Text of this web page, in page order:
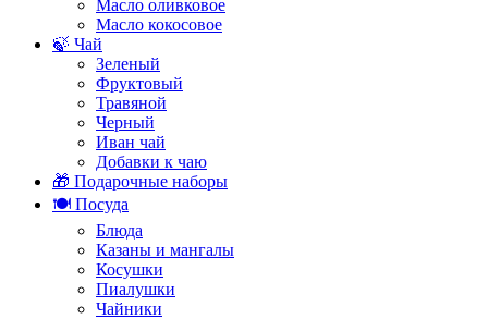
Масло оливковое
Масло кокосовое
🍃 Чай
Зеленый
Фруктовый
Травяной
Черный
Иван чай
Добавки к чаю
🎁 Подарочные наборы
🍽️ Посуда
Блюда
Казаны и мангалы
Косушки
Пиалушки
Чайники